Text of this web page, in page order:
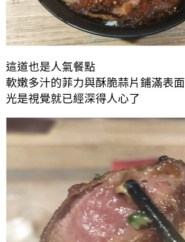
這道也是人氣餐點
軟嫩多汁的菲力與酥脆蒜片鋪滿表面
光是視覺就已經深得人心了